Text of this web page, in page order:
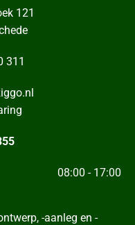
121
311
08:00 - 17:00
-aanleg en -